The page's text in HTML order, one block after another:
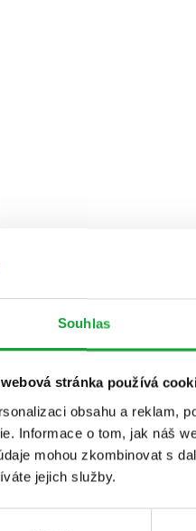
Souhlas
stránka používá
obsahu a reklam,
Informace o tom, jak náš
mohou zkombinovat s
jejich služby.